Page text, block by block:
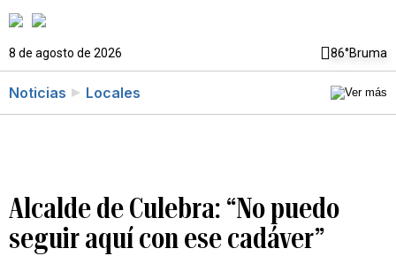
8 de agosto de 2026 86°Bruma
Noticias Locales
Alcalde de Culebra: “No puedo
seguir aquí con ese cadáver”